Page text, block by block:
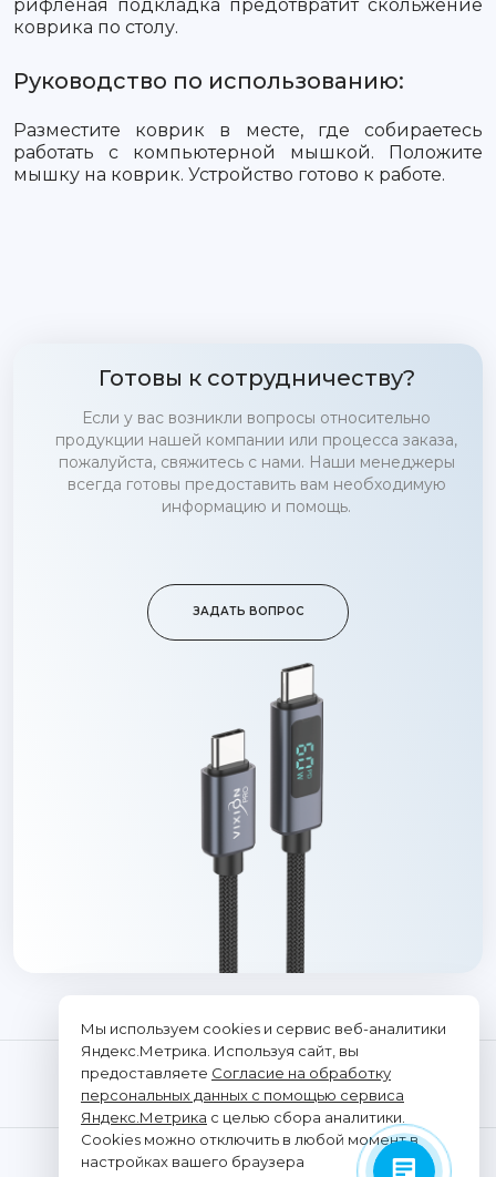
рифлёная подкладка предотвратит скольжение
коврика по столу.
Руководство по использованию:
Разместите коврик в месте, где собираетесь
работать с компьютерной мышкой. Положите
мышку на коврик. Устройство готово к работе.
Готовы к сотрудничеству?
Если у вас возникли вопросы относительно
продукции нашей компании или процесса заказа,
пожалуйста, свяжитесь с нами. Наши менеджеры
всегда готовы предоставить вам необходимую
информацию и помощь.
ЗАДАТЬ ВОПРОС
© "Vixion", 2026. Все права защищены
Мы используем cookies и сервис веб-аналитики
Яндекс.Метрика. Используя сайт, вы
предоставляете Согласие на обработку
персональных данных с помощью сервиса
Яндекс.Метрика с целью сбора аналитики.
Cookies можно отключить в любой момент в
настройках вашего браузера